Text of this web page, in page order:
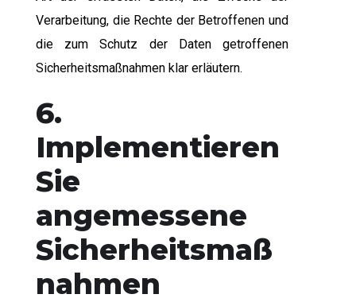
Verarbeitung, die Rechte der Betroffenen und
die zum Schutz der Daten getroffenen
Sicherheitsmaßnahmen klar erläutern.
6.
Implementieren
Sie
angemessene
Sicherheitsmaß
nahmen